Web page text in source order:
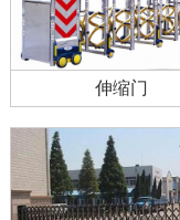
伸缩门